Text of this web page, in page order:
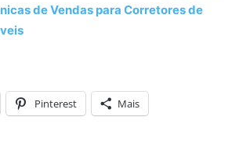
de Vendas para Corretores de
Pinterest Mais